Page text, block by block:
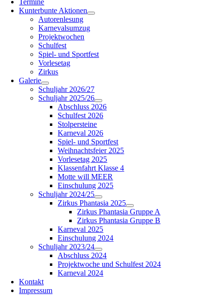
Termine
Kunterbunte Aktionen
Autorenlesung
Karnevalsumzug
Projektwochen
Schulfest
Spiel- und Sportfest
Vorlesetag
Zirkus
Galerie
Schuljahr 2026/27
Schuljahr 2025/26
Abschluss 2026
Schulfest 2026
Stolpersteine
Karneval 2026
Spiel- und Sportfest
Weihnachtsfeier 2025
Vorlesetag 2025
Klassenfahrt Klasse 4
Motte will MEER
Einschulung 2025
Schuljahr 2024/25
Zirkus Phantasia 2025
Zirkus Phantasia Gruppe A
Zirkus Phantasia Gruppe B
Karneval 2025
Einschulung 2024
Schuljahr 2023/24
Abschluss 2024
Projektwoche und Schulfest 2024
Karneval 2024
Kontakt
Impressum